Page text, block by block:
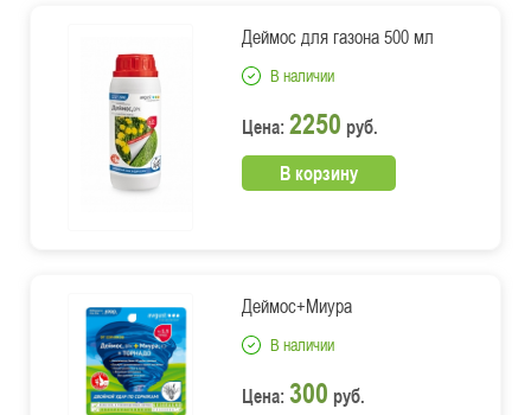
Деймос для газона 500 мл
В наличии
Цена: 2250 руб.
В корзину
Деймос+Миура
В наличии
Цена: 300 руб.